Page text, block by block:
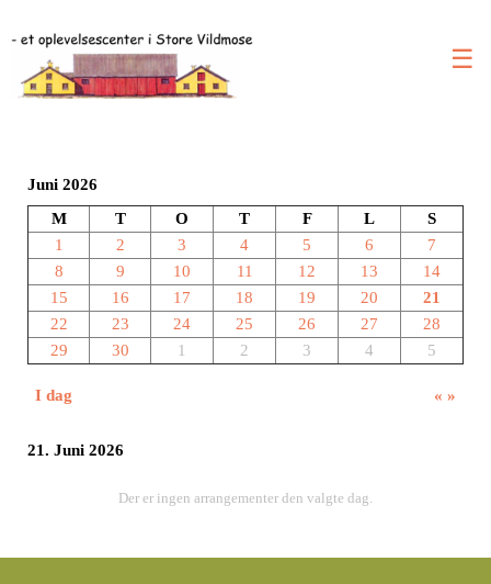
☰
Juni 2026
M
T O T F L
S
1
2 3 4 5 6
7
8
9 10 11 12 13
14
15
16 17 18 19 20
21
22
23 24 25 26 27
28
29
30 1 2 3 4 5
I dag « »
21. Juni 2026
Der er ingen arrangementer den valgte dag.